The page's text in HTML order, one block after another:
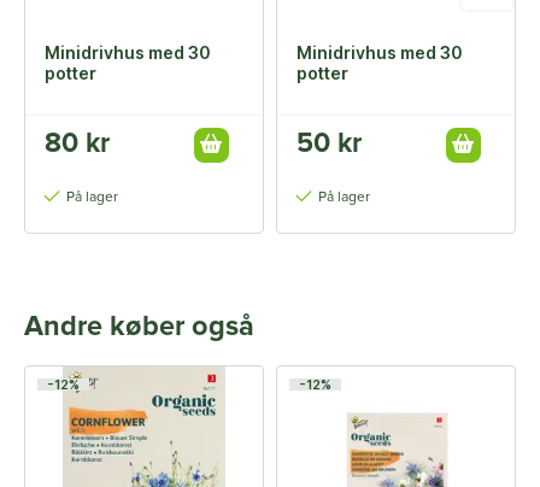
Minidrivhus med 30
potter
80 kr
På lager
Minidrivhus med 30
potter
50 kr
På lager
Andre køber også
-12% -12%